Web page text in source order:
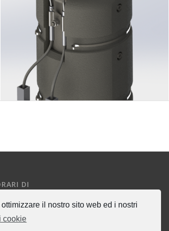
il nostro sito web ed i nostri
cookie
Caldaia AP L08
DI